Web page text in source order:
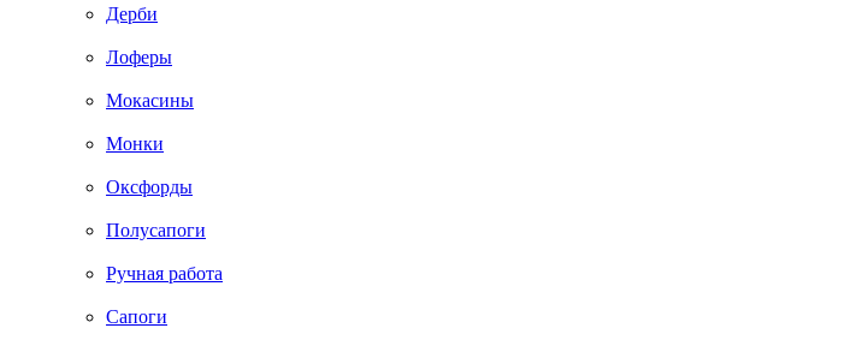
Дерби
Лоферы
Мокасины
Монки
Оксфорды
Полусапоги
Ручная работа
Сапоги